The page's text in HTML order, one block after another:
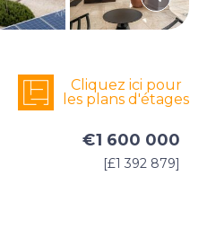
Cliquez ici pour
les plans d'étages
€1 600 000
[£1 392 879]